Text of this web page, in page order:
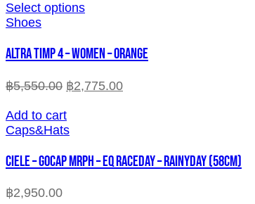
Select options
Shoes
ALTRA TIMP 4 – WOMEN – ORANGE
฿5,550.00 ฿2,775.00
Add to cart
Caps&Hats
CIELE – GOCAP MRPH – EQ RACEDAY – RAINYDAY (58cm)
฿2,950.00